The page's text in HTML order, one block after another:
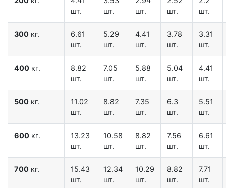
шт.
шт.
шт.
шт.
шт.
300 кг.
6.61
шт.
5.29
шт.
4.41
шт.
3.78
шт.
3.31
шт.
400 кг.
8.82
шт.
7.05
шт.
5.88
шт.
5.04
шт.
4.41
шт.
500 кг.
11.02
шт.
8.82
шт.
7.35
шт.
6.3
шт.
5.51
шт.
600 кг.
13.23
шт.
10.58
шт.
8.82
шт.
7.56
шт.
6.61
шт.
700 кг.
15.43
шт.
12.34
шт.
10.29
шт.
8.82
шт.
7.71
шт.